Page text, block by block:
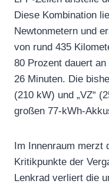
Diese Kombination
Newtonmetern und
von rund 435
80 Prozent dauert
26 Minuten. Die
(210 kW) und „VZ“
großen 77-kWh-
Im Innenraum merzt
Kritikpunkte der
Lenkrad verliert die